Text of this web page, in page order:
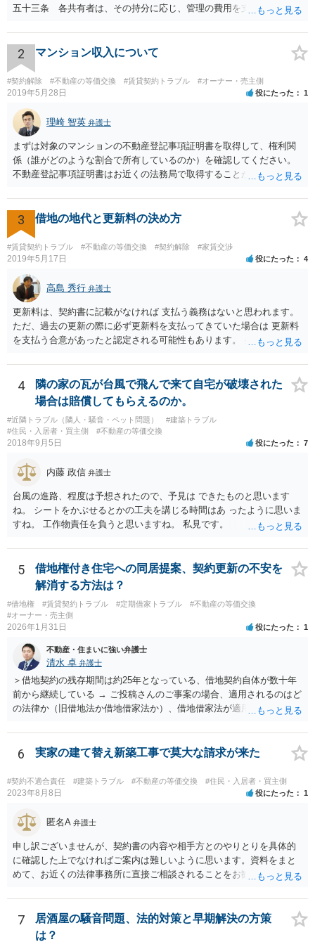
五十三条 各共有者は、その持分に応じ、管理の費用を支払い、その
履行しないときは、他の共有者は、相当の償金を支払ってその者の持
分を取得することができる。 次に、共有物分割請求訴訟を提起した
場合、他の共有者と和解ができれば、その和解内容に基づき解決とな
り、和解ができなければ、判決による解決となります。 ただ、判決
による解決の場合も、ご事案に応じて分割の仕方などバリエーション
がいくつかあるため、一度、弁護士に直接相談し、アドバイスを受け
てみることもご検討下さい。
2 マンション収入について
#契約解除 #不動産の等価交換 #賃貸契約トラブル #オーナー・売主側
2019年5月28日 役にたった 1
理崎 智英 弁護士
まずは対象のマンションの不動産登記事項証明書を取得して、権利関
係（誰がどのような割合で所有しているのか）を確認してください。
不動産登記事項証明書はお近くの法務局で取得することが出来ます。
てたつをさんは権利をもっているので、相続分に応じた賃料収入をも
らう権利があります。
3 借地の地代と更新料の決め方
#賃貸契約トラブル #不動産の等価交換 #契約解除 #家賃交渉
2019年5月17日 役にたった 4
高島 秀行 弁護士
更新料は、契約書に記載がなければ 支払う義務はないと思われます。
ただ、過去の更新の際に必ず更新料を支払ってきていた場合は 更新料
を支払う合意があったと認定される可能性もあります。 弁護士に面談
4
隣の家の瓦が台風で飛んで来て自宅が破壊された
場合は賠償してもらえるのか。
#近隣トラブル（隣人・騒音・ペット問題）
#建築トラブル
#住民・入居者・買主側
#不動産の等価交換
2018年9月5日 役にたった 7
内藤 政信 弁護士
台風の進路、程度は予想されたので、予見は できたものと思います
ね。 シートをかぶせるとかの工夫を講じる時間はあ ったように思いま
すね。 工作物責任を負うと思いますね。 私見です。
5
借地権付き住宅への同居提案、契約更新の不安を
解消する方法は？
#借地権 #賃貸契約トラブル #定期借家トラブル
#不動産の等価交換
#オーナー・売主側
2026年1月31日 役にたった 1
不動産・住まいに強い弁護士
清水 卓 弁護士
＞借地契約の残存期間は約25年となっている、借地契約自体が数十年
前から継続している → ご投稿さんのご事案の場合、適用されるのはど
の法律か（旧借地法か借地借家法か）、借地借家法が適用される場合
ないことを前提とする契約か、借地借家法の更新に関する規定の適用
のある契約か）等につき、まず、お父様が締結されている契約書の内
で、契約書の内容や適用される法律等に基づき、今後の対応を検討な
されるべきでしょう。 借地契約自体が数十年前から継続している等
時期によっては、借地借家法ではなく、旧借地法が適用されるご事案
で、平成４年７月３１日以前に締結された借地契約については、依然
として旧借地法が適用されます。 なお、適用される法律が旧借地
法、借地借家法のいずれであったとしても、家主側の更新拒絶には正
契約が締結されている場合、契約の更新がないことを前提とする一般
定期借地権となっている可能性もあるので、契約内容の確認をしてみ
6 実家の建て替え新築工事で莫大な請求が来た
#契約不適合責任 #建築トラブル #不動産の等価交換 #住民・入居者・買主側
2023年8月8日 役にたった 1
匿名A 弁護士
申し訳ございませんが、契約書の内容や相手方とのやりとりを具体的
に確認した上でなければご案内は難しいように思います。資料をまと
めて、お近くの法律事務所に直接ご相談されることをお勧めいたしま
7
居酒屋の騒音問題、法的対策と早期解決の方策
は？